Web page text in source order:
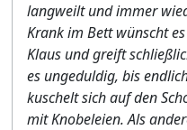
langweilt und immer
Krank im Bett wünscht
Klaus und greift
es ungeduldig, bis
kuschelt sich auf den
mit Knobeleien. Als